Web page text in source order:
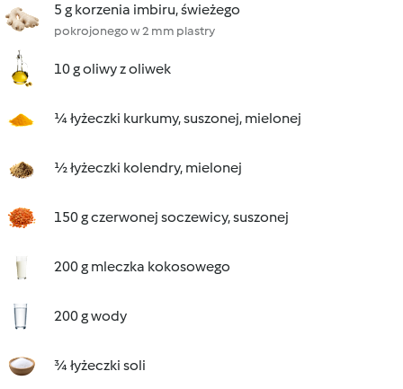
5 g korzenia imbiru, świeżego
pokrojonego w 2 mm plastry
10 g oliwy z oliwek
¼ łyżeczki kurkumy, suszonej, mielonej
½ łyżeczki kolendry, mielonej
150 g czerwonej soczewicy, suszonej
200 g mleczka kokosowego
200 g wody
¾ łyżeczki soli